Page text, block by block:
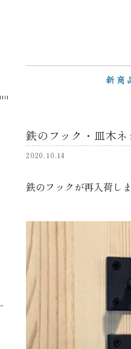
鉄のフック・皿木ネ
2020.10.14
鉄のフックが再入荷し